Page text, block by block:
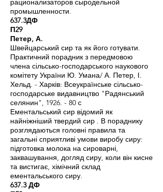
рационализаторов сыродельной
промышленности.
637.3ДФ
П29
Петер, А.
Швейцарський сир та як його готувати.
Практичний порадник з передмовою
члена сільсько-господарського наукового
комітету України Ю. Умана/ А. Петер, І.
Хельд. - Харків: Всеукраїнське сільсько-
господарське видавництво "Радянський
селянин", 1926. - 80 с
Ементальський сир відомий як
найніжніший твердий сир . В пораднику
розглядаються головні правила та
загальні сприятливі умови виробу сиру:
підготовка молока на сироварні,
заквашування, догляд сиру, коли він кисне
та вистигає, хімічний склад
ементальського сиру.
637.3 ДФ